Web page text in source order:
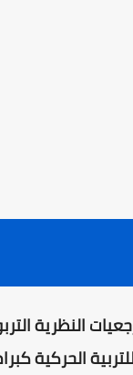
النظرية
الحركية